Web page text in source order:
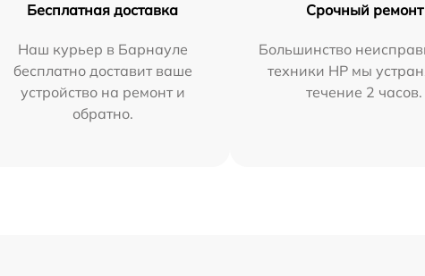
Бесплатная доставка
Наш курьер в Барнауле
бесплатно доставит ваше
устройство на ремонт и
обратно.
Срочный ремонт
Большинство
техники HP мы
течение 2 часов.